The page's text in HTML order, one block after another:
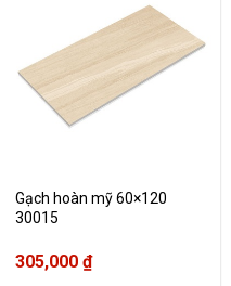
Gạch hoàn mỹ 60×120
30015
305,000 ₫